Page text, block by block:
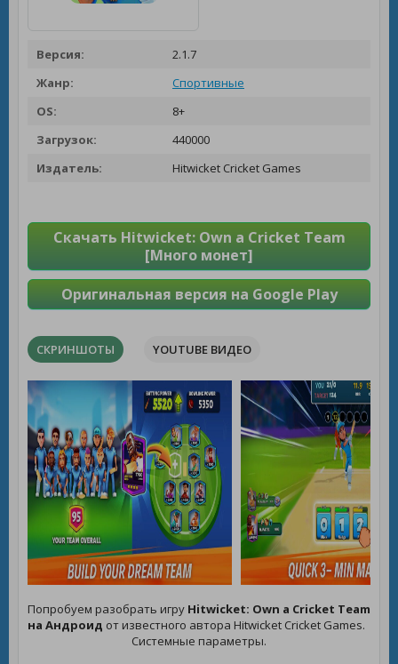
Версия:
2.1.7
Жанр:
Спортивные
OS:
8+
Загрузок:
440000
Издатель:
Hitwicket Cricket Games
Скачать Hitwicket: Own a Cricket Team
[Много монет]
Оригинальная версия на Google Play
СКРИНШОТЫ YOUTUBE ВИДЕО
Попробуем разобрать игру Hitwicket: Own a Cricket Team
на Андроид от известного автора Hitwicket Cricket Games.
Системные параметры.